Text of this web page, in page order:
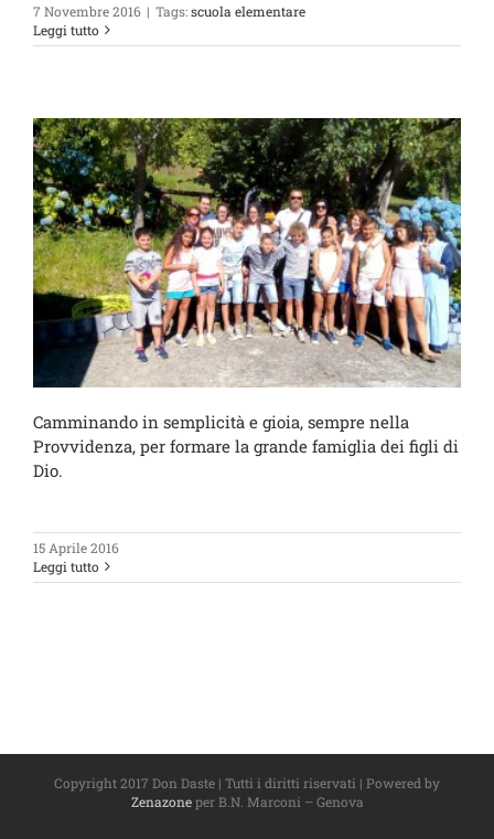
7 Novembre 2016 | Tags:scuola elementare
Leggi tutto
Camminando in semplicità e gioia, sempre nella
Provvidenza, per formare la grande famiglia dei figli di
Dio.
15 Aprile 2016
Leggi tutto
Copyright 2017 Don Daste | Tutti i diritti riservati | Powered by
Zenazoneper B.N. Marconi – Genova